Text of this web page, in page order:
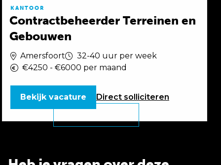
KANTOOR
Contractbeheerder Terreinen en
Gebouwen
Amersfoort
32-40 uur per week
€4250 - €6000 per maand
Direct solliciteren
Bekijk vacature